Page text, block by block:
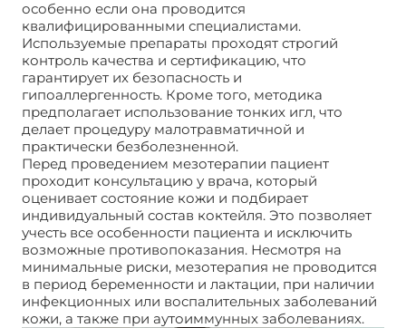
особенно если она проводится
квалифицированными специалистами.
Используемые препараты проходят строгий
контроль качества и сертификацию, что
гарантирует их безопасность и
гипоаллергенность. Кроме того, методика
предполагает использование тонких игл, что
делает процедуру малотравматичной и
практически безболезненной.
Перед проведением мезотерапии пациент
проходит консультацию у врача, который
оценивает состояние кожи и подбирает
индивидуальный состав коктейля. Это позволяет
учесть все особенности пациента и исключить
возможные противопоказания. Несмотря на
минимальные риски, мезотерапия не проводится
в период беременности и лактации, при наличии
инфекционных или воспалительных заболеваний
кожи, а также при аутоиммунных заболеваниях.